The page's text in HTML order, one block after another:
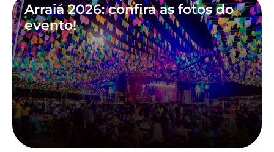
Arraiá 2026: confira as fotos do
evento!